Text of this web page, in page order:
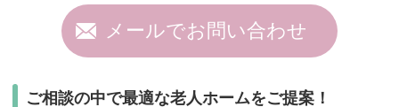
メールでお問い合わせ
ご相談の中で最適な老人ホームをご提案！